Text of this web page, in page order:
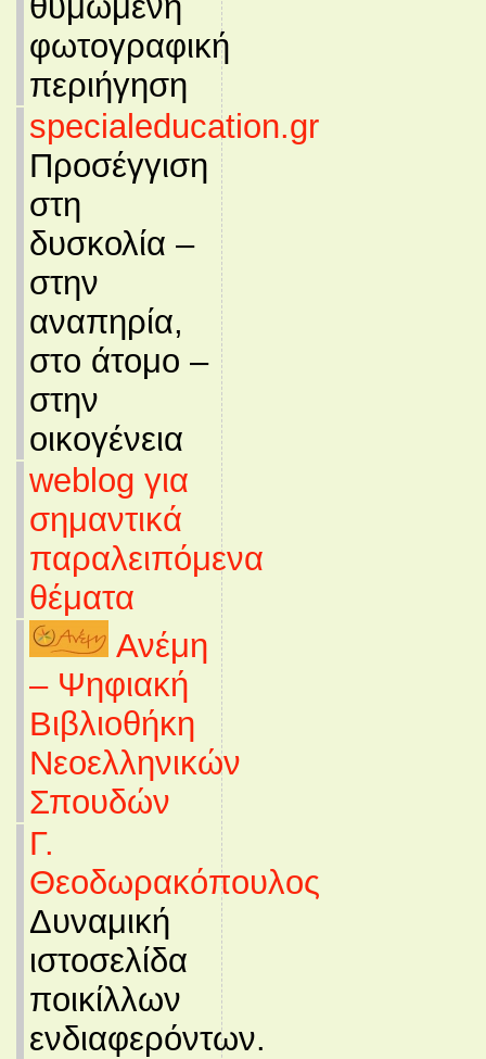
φωτογραφική
περιήγηση
specialeducation.gr
Προσέγγιση
στη
δυσκολία –
στην
αναπηρία,
στο άτομο –
στην
οικογένεια
weblog για
σημαντικά
παραλειπόμενα
θέματα
Ανέμη
– Ψηφιακή
Βιβλιοθήκη
Νεοελληνικών
Σπουδών
Γ.
Θεοδωρακόπουλος
Δυναμική
ιστοσελίδα
ποικίλλων
ενδιαφερόντων.